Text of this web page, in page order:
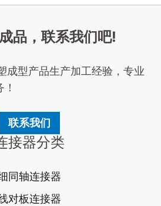
品，联系我们吧!
成型产品生产加工经验，专业
联系我们
接器分类
同轴连接器
对板连接器